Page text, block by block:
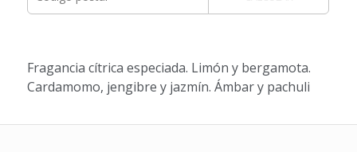
Fragancia cítrica especiada. Limón y bergamota.
Cardamomo, jengibre y jazmín. Ámbar y pachuli